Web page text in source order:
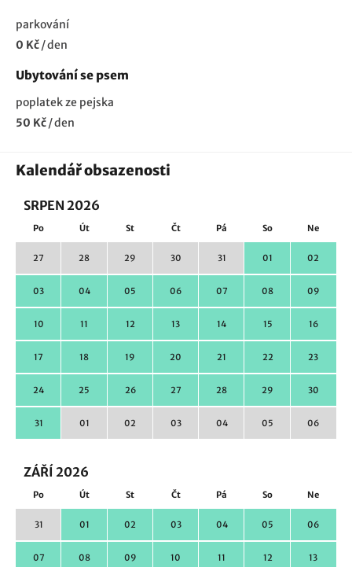
parkování
0 Kč/den
Ubytování se psem
poplatek ze pejska
50 Kč/den
Kalendář obsazenosti
SRPEN 2026
Po Út St Čt Pá So Ne
27 28 29 30 31 01 02
03 04 05 06 07 08 09
10 11 12 13 14 15 16
17 18 19 20 21 22 23
24 25 26 27 28 29 30
31 01 02 03 04 05 06
ZÁŘÍ 2026
Po Út St Čt Pá So Ne
31 01 02 03 04 05 06
07 08 09 10 11 12 13